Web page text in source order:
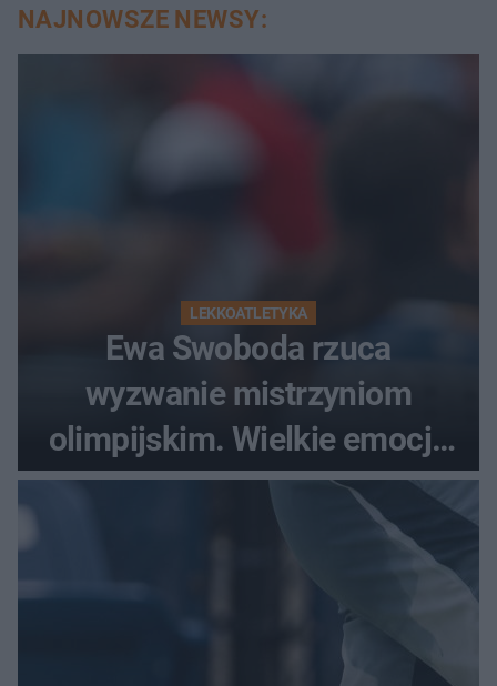
NAJNOWSZE NEWSY:
LEKKOATLETYKA
Ewa Swoboda rzuca
wyzwanie mistrzyniom
olimpijskim. Wielkie emocje
podczas Silesia Memoriału
Kamili Skolimowskiej